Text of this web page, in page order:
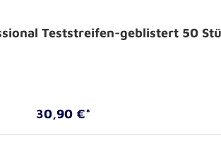
Teststreifen-geblistert 50
30,90 €*